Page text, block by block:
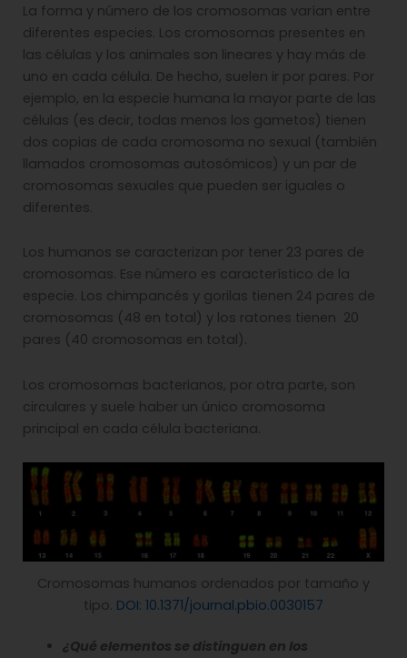
La forma y número de los cromosomas varían entre
diferentes especies. Los cromosomas presentes en
las células y los animales son lineares y hay más de
uno en cada célula. De hecho, suelen ir por pares. Por
ejemplo, en la especie humana la mayor parte de las
células (es decir, todas menos los gametos) tienen
dos copias de cada cromosoma no sexual (también
llamados cromosomas autosómicos) y un par de
cromosomas sexuales que pueden ser iguales o
diferentes.
Los humanos se caracterizan por tener 23 pares de
cromosomas. Ese número es característico de la
especie. Los chimpancés y gorilas tienen 24 pares de
cromosomas (48 en total) y los ratones tienen 20
pares (40 cromosomas en total).
Los cromosomas bacterianos, por otra parte, son
circulares y suele haber un único cromosoma
principal en cada célula bacteriana.
Cromosomas humanos ordenados por tamaño y
tipo. DOI: 10.1371/journal.pbio.0030157
¿Qué elementos se distinguen en los